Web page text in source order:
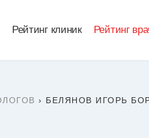
Рейтинг клиник Рейтинг
› БЕЛЯНОВ ИГОРЬ